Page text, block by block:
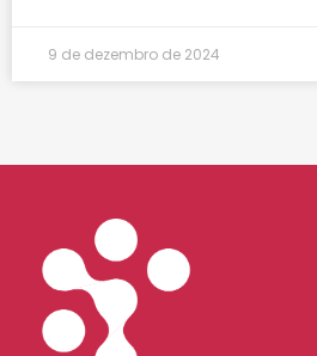
9 de dezembro de 2024